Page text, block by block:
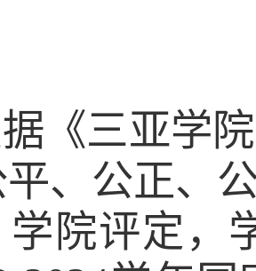
《三亚学
、公正、
学院评定，